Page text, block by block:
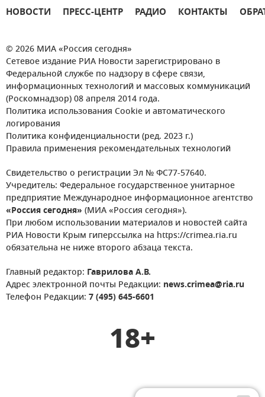
НОВОСТИ ПРЕСС-ЦЕНТР РАДИО КОНТАКТЫ
© 2026 МИА «Россия сегодня»
Сетевое издание РИА Новости зарегистрировано в
Федеральной службе по надзору в сфере связи,
информационных технологий и массовых коммуникаций
(Роскомнадзор) 08 апреля 2014 года.
Политика использования Cookie и автоматического
логирования
Политика конфиденциальности (ред. 2023 г.)
Правила применения рекомендательных технологий
Свидетельство о регистрации Эл № ФС77-57640.
Учредитель: Федеральное государственное унитарное
предприятие Международное информационное агентство
«Россия сегодня» (МИА «Россия сегодня»).
При любом использовании материалов и новостей сайта
РИА Новости Крым гиперссылка на https://crimea.ria.ru
обязательна не ниже второго абзаца текста.
Главный редактор: Гаврилова А.В.
Адрес электронной почты Редакции: news.crimea@ria.ru
Телефон Редакции: 7 (495) 645-6601
18+